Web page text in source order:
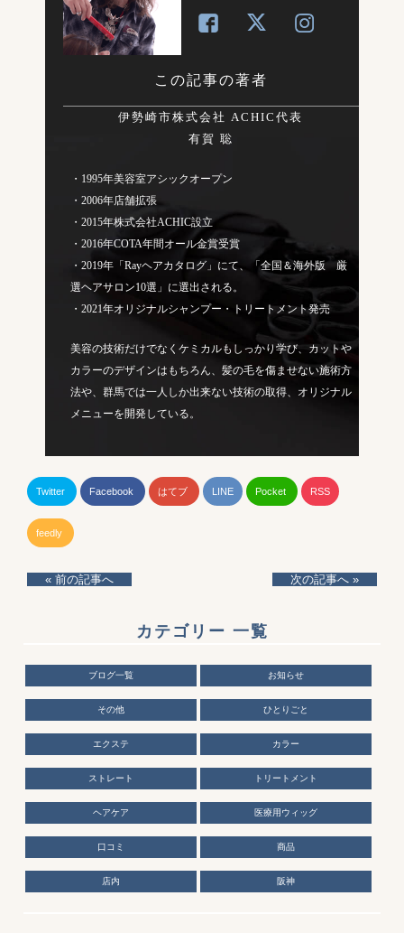
この記事の著者
伊勢崎市株式会社 ACHIC代表
有賀 聡
・1995年美容室アシックオープン
・2006年店舗拡張
・2015年株式会社ACHIC設立
・2016年COTA年間オール金賞受賞
・2019年「Rayヘアカタログ」にて、「全国＆海外版 厳
選ヘアサロン10選」に選出される。
・2021年オリジナルシャンプー・トリートメント発売
美容の技術だけでなくケミカルもしっかり学び、カットや
カラーのデザインはもちろん、髪の毛を傷ませない施術方
法や、群馬では一人しか出来ない技術の取得、オリジナル
メニューを開発している。
Twitter Facebook はてブ LINE Pocket RSS
feedly
« 前の記事へ 次の記事へ »
カテゴリー 一覧
ブログ一覧 お知らせ
その他 ひとりごと
エクステ カラー
ストレート トリートメント
ヘアケア 医療用ウィッグ
口コミ 商品
店内 阪神